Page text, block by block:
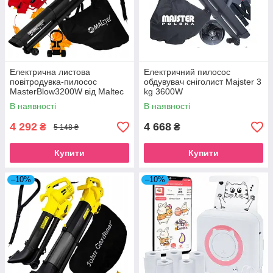
Електрична листова
повітродувка-пилосос
MasterBlow3200W від Maltec
В наявності
4 292 ₴ 5 148 ₴
Купити
Електричний пилосос
обдувувач сніголист Majster 3
kg 3600W
В наявності
4 668 ₴
Купити
–10% –10%